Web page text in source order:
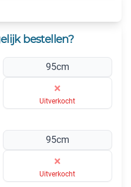
bestellen?
95cm
×
Uitverkocht
95cm
×
Uitverkocht